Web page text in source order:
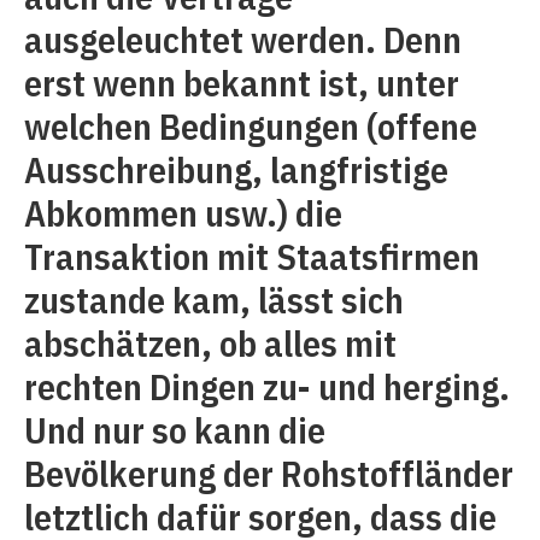
ausgeleuchtet werden. Denn
erst wenn bekannt ist, unter
welchen Bedingungen (offene
Ausschreibung, langfristige
Abkommen usw.) die
Transaktion mit Staatsfirmen
zustande kam, lässt sich
abschätzen, ob alles mit
rechten Dingen zu- und herging.
Und nur so kann die
Bevölkerung der Rohstoffländer
letztlich dafür sorgen, dass die